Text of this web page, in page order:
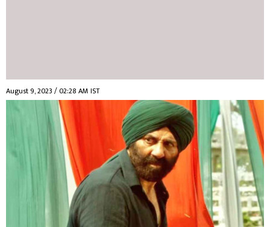
August 9, 2023 / 02:28 AM IST